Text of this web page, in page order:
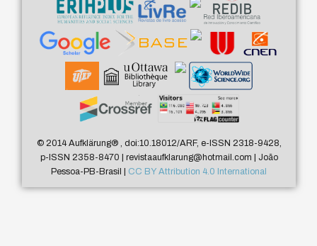
© 2014 Aufklärung®, doi:10.18012/ARF, e-ISSN 2318-9428,
p-ISSN 2358-8470 | revistaaufklarung@hotmail.com | João
Pessoa-PB-Brasil | CC BY Attribution 4.0 International